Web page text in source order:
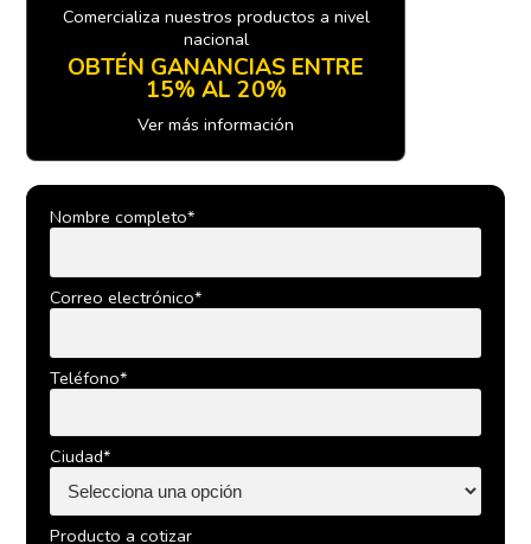
Comercializa nuestros productos a nivel
nacional
OBTÉN GANANCIAS ENTRE
15% AL 20%
Ver más información
Nombre completo*
Correo electrónico*
Teléfono*
Ciudad*
Producto a cotizar